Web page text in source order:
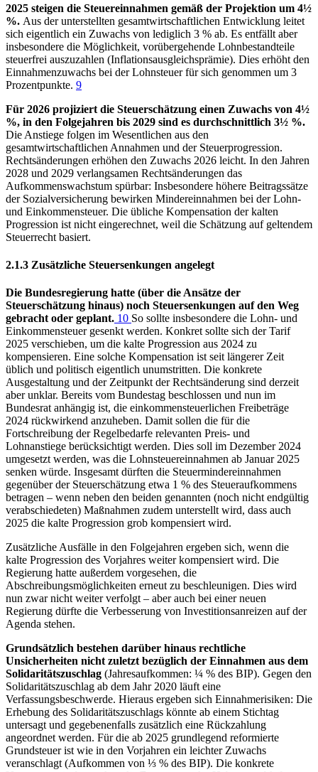
2025 steigen die Steuereinnahmen gemäß der Projektion um 4½
%. Aus der unterstellten gesamtwirtschaftlichen Entwicklung leitet
sich eigentlich ein Zuwachs von lediglich 3 % ab. Es entfällt aber
insbesondere die Möglichkeit, vorübergehende Lohnbestandteile
steuerfrei auszuzahlen (Inflationsausgleichsprämie). Dies erhöht den
Einnahmenzuwachs bei der Lohnsteuer für sich genommen um 3
Prozentpunkte. 9
Für 2026 projiziert die Steuerschätzung einen Zuwachs von 4½
%, in den Folgejahren bis 2029 sind es durchschnittlich 3½ %.
Die Anstiege folgen im Wesentlichen aus den
gesamtwirtschaftlichen Annahmen und der Steuerprogression.
Rechtsänderungen erhöhen den Zuwachs 2026 leicht. In den Jahren
2028 und 2029 verlangsamen Rechtsänderungen das
Aufkommenswachstum spürbar: Insbesondere höhere Beitragssätze
der Sozialversicherung bewirken Mindereinnahmen bei der Lohn-
und Einkommensteuer. Die übliche Kompensation der kalten
Progression ist nicht eingerechnet, weil die Schätzung auf geltendem
Steuerrecht basiert.
2.1.3 Zusätzliche Steuersenkungen angelegt
Die Bundesregierung hatte (über die Ansätze der
Steuerschätzung hinaus) noch Steuersenkungen auf den Weg
gebracht oder geplant. 10 So sollte insbesondere die Lohn- und
Einkommensteuer gesenkt werden. Konkret sollte sich der Tarif
2025 verschieben, um die kalte Progression aus 2024 zu
kompensieren. Eine solche Kompensation ist seit längerer Zeit
üblich und politisch eigentlich unumstritten. Die konkrete
Ausgestaltung und der Zeitpunkt der Rechtsänderung sind derzeit
aber unklar. Bereits vom Bundestag beschlossen und nun im
Bundesrat anhängig ist, die einkommensteuerlichen Freibeträge
2024 rückwirkend anzuheben. Damit sollen die für die
Fortschreibung der Regelbedarfe relevanten Preis- und
Lohnanstiege berücksichtigt werden. Dies soll im Dezember 2024
umgesetzt werden, was die Lohnsteuereinnahmen ab Januar 2025
senken würde. Insgesamt dürften die Steuermindereinnahmen
gegenüber der Steuerschätzung etwa 1 % des Steueraufkommens
betragen ‒ wenn neben den beiden genannten (noch nicht endgültig
verabschiedeten) Maßnahmen zudem unterstellt wird, dass auch
2025 die kalte Progression grob kompensiert wird.
Zusätzliche Ausfälle in den Folgejahren ergeben sich, wenn die
kalte Progression des Vorjahres weiter kompensiert wird. Die
Regierung hatte außerdem vorgesehen, die
Abschreibungsmöglichkeiten erneut zu beschleunigen. Dies wird
nun zwar nicht weiter verfolgt ‒ aber auch bei einer neuen
Regierung dürfte die Verbesserung von Investitionsanreizen auf der
Agenda stehen.
Grundsätzlich bestehen darüber hinaus rechtliche
Unsicherheiten nicht zuletzt bezüglich der Einnahmen aus dem
Solidaritätszuschlag (Jahresaufkommen: ¼ % des BIP). Gegen den
Solidaritätszuschlag ab dem Jahr 2020 läuft eine
Verfassungsbeschwerde. Hieraus ergeben sich Einnahmerisiken: Die
Erhebung des Solidaritätszuschlags könnte ab einem Stichtag
untersagt und gegebenenfalls zusätzlich eine Rückzahlung
angeordnet werden. Für die ab 2025 grundlegend reformierte
Grundsteuer ist wie in den Vorjahren ein leichter Zuwachs
veranschlagt (Aufkommen von ⅓ % des BIP). Die konkrete